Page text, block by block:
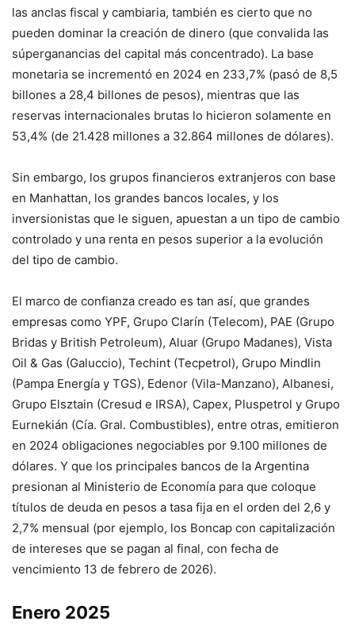
las anclas fiscal y cambiaria, también es cierto que no
pueden dominar la creación de dinero (que convalida las
súperganancias del capital más concentrado). La base
monetaria se incrementó en 2024 en 233,7% (pasó de 8,5
billones a 28,4 billones de pesos), mientras que las
reservas internacionales brutas lo hicieron solamente en
53,4% (de 21.428 millones a 32.864 millones de dólares).
Sin embargo, los grupos financieros extranjeros con base
en Manhattan, los grandes bancos locales, y los
inversionistas que le siguen, apuestan a un tipo de cambio
controlado y una renta en pesos superior a la evolución
del tipo de cambio.
El marco de confianza creado es tan así, que grandes
empresas como YPF, Grupo Clarín (Telecom), PAE (Grupo
Bridas y British Petroleum), Aluar (Grupo Madanes), Vista
Oil & Gas (Galuccio), Techint (Tecpetrol), Grupo Mindlin
(Pampa Energía y TGS), Edenor (Vila-Manzano), Albanesi,
Grupo Elsztain (Cresud e IRSA), Capex, Pluspetrol y Grupo
Eurnekián (Cía. Gral. Combustibles), entre otras, emitieron
en 2024 obligaciones negociables por 9.100 millones de
dólares. Y que los principales bancos de la Argentina
presionan al Ministerio de Economía para que coloque
títulos de deuda en pesos a tasa fija en el orden del 2,6 y
2,7% mensual (por ejemplo, los Boncap con capitalización
de intereses que se pagan al final, con fecha de
vencimiento 13 de febrero de 2026).
Enero 2025